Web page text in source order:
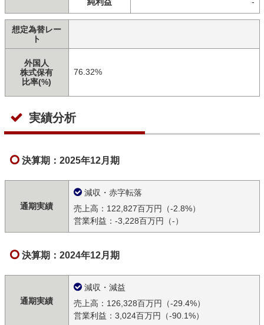
想定為替レー
ト
外国人
株式保有
比率(%)
76.32%
実績分析
決算期：2025年12月期
通期実績
減収・赤字転落
売上高：122,827百万円（-2.8%）
営業利益：-3,228百万円（-）
決算期：2024年12月期
通期実績
減収・減益
売上高：126,328百万円（-29.4%）
営業利益：3,024百万円（-90.1%）